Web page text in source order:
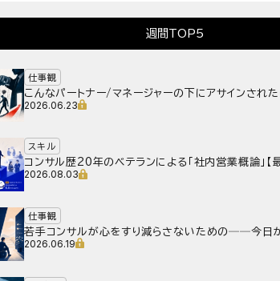
週間TOP5
仕事観
こんなパートナー/マネージャーの下にアサインされ
2026.06.23
スキル
コンサル歴20年のベテランによる「社内営業概論」
2026.08.03
仕事観
若手コンサルが心をすり減らさないための──今日
2026.06.19